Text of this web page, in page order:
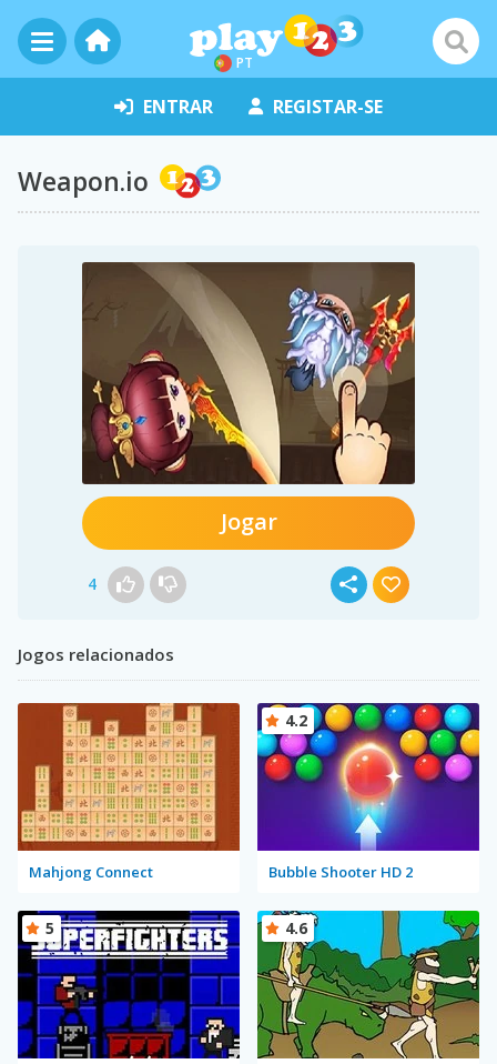
PT
ENTRAR REGISTAR-SE
Weapon.io
Jogar
4
Jogos relacionados
Mahjong Connect Bubble Shooter HD 2
4.2
5 4.6